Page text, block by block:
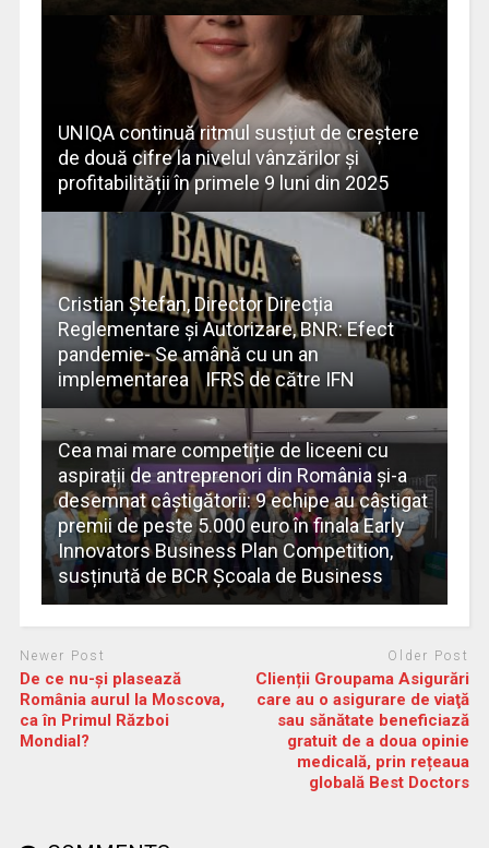
UNIQA continuă ritmul susțiut de creștere
de două cifre la nivelul vânzărilor și
profitabilității în primele 9 luni din 2025
Cristian Ștefan, Director Direcția
Reglementare și Autorizare, BNR: Efect
pandemie- Se amână cu un an
implementarea IFRS de către IFN
Cea mai mare competiție de liceeni cu
aspirații de antreprenori din România și-a
desemnat câștigătorii: 9 echipe au câștigat
premii de peste 5.000 euro în finala Early
Innovators Business Plan Competition,
susținută de BCR Școala de Business
Newer Post
De ce nu-şi plasează
România aurul la Moscova,
ca în Primul Război
Mondial?
Older Post
Clienții Groupama Asigurări
care au o asigurare de viaţă
sau sănătate beneficiază
gratuit de a doua opinie
medicală, prin rețeaua
globală Best Doctors